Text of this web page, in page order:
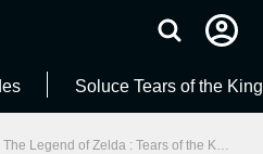
Soluce Tears of the
The Legend of Zelda : Tears of the Kingdom